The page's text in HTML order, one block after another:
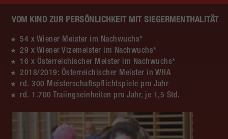
VOM KIND ZUR PERSÖNLICHKEIT MIT SIEGERMENTHALITÄT
54 x Wiener Meister im Nachwuchs*
29 x Wiener Vizemeister im Nachwuchs*
16 x Österreichischer Meister im Nachwuchs*
2018/2019: Österreichischer Meister in WHA
rd. 300 Meisterschaftspflichtspiele pro Jahr
rd. 1.700 Traiingseinheiten pro Jahr, je 1,5 Std.